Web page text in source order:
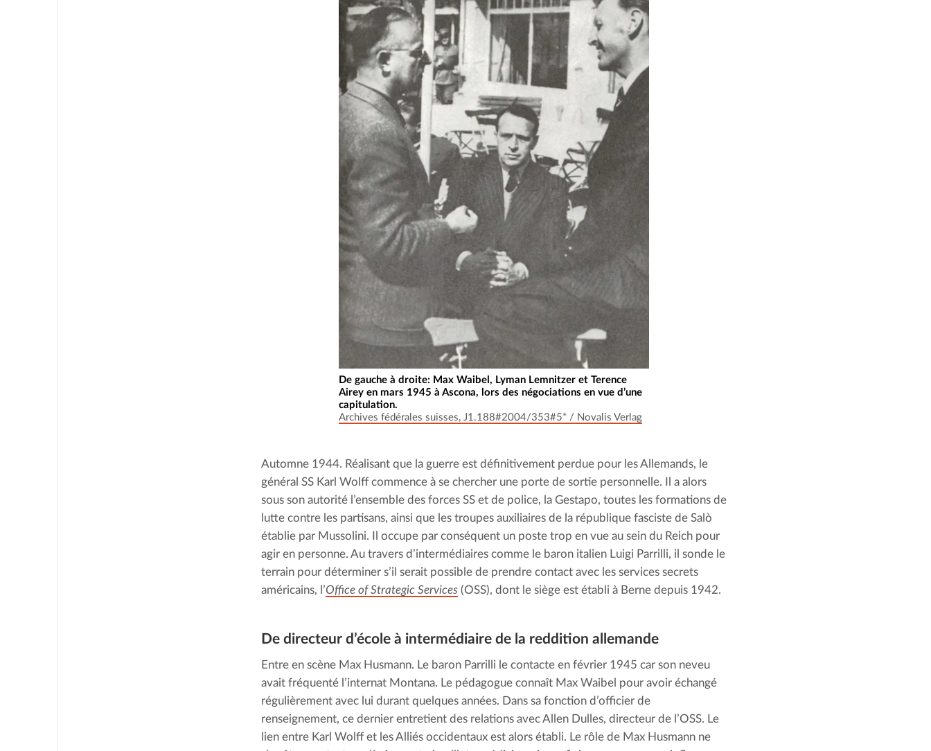
De gauche à droite: Max Waibel, Lyman Lemnitzer et Terence
Airey en mars 1945 à Ascona, lors des négociations en vue d’une
capitulation.
Archives fédérales suisses, J1.188#2004/353#5* / Novalis Verlag
Automne 1944. Réalisant que la guerre est définitivement perdue pour les Allemands, le
général SS Karl Wolff commence à se chercher une porte de sortie personnelle. Il a alors
sous son autorité l’ensemble des forces SS et de police, la Gestapo, toutes les formations de
lutte contre les partisans, ainsi que les troupes auxiliaires de la république fasciste de Salò
établie par Mussolini. Il occupe par conséquent un poste trop en vue au sein du Reich pour
agir en personne. Au travers d’intermédiaires comme le baron italien Luigi Parrilli, il sonde le
terrain pour déterminer s’il serait possible de prendre contact avec les services secrets
américains, l’Office of Strategic Services (OSS), dont le siège est établi à Berne depuis 1942.
De directeur d’école à intermé­diaire de la reddition allemande
Entre en scène Max Husmann. Le baron Parrilli le contacte en février 1945 car son neveu
avait fréquenté l’internat Montana. Le pédagogue connaît Max Waibel pour avoir échangé
régulièrement avec lui durant quelques années. Dans sa fonction d’officier de
renseignement, ce dernier entretient des relations avec Allen Dulles, directeur de l’OSS. Le
lien entre Karl Wolff et les Alliés occidentaux est alors établi. Le rôle de Max Husmann ne